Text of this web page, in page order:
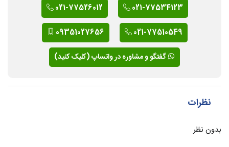
021-77534123
021-77526012
021-77510549
09351027656
گفتگو و مشاوره در واتساپ (کلیک کنید)
نظرات
بدون نظر